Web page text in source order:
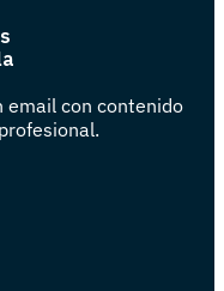
email con contenido